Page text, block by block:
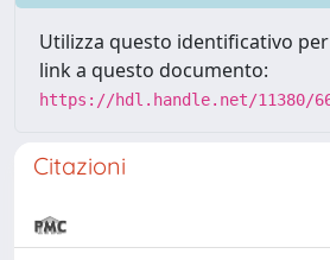
Utilizza questo identificativo
link a questo documento:
https://hdl.handle.net/11380/
Citazioni